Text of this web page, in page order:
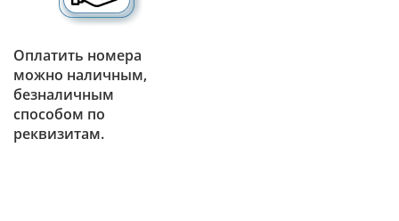
Оплатить номера
можно наличным,
безналичным
способом по
реквизитам.